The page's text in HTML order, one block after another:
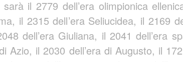
il 2779 dell’era olimpionica
il 2315 dell’era Seliucidea, il 2169
dell’era Giuliana, il 2041 dell’era
Azio, il 2030 dell’era di Augusto, il